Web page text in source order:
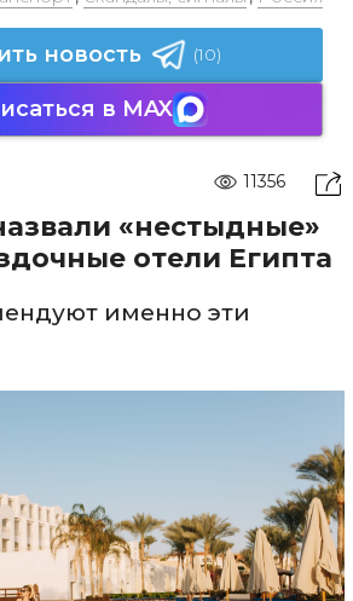
новость (10)
в MAX
11356
«нестыдные»
отели Египта
именно эти